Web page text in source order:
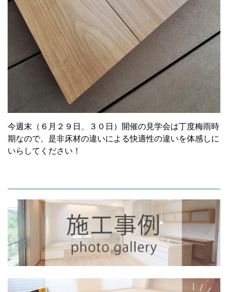
今週末（６月２９日、３０日）開催の見学会は丁度梅雨時
期なので、是非床材の違いによる快適性の違いを体感しに
いらしてください！